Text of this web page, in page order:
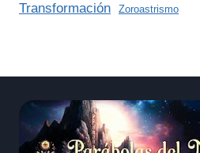
Transformación Zoroastrismo